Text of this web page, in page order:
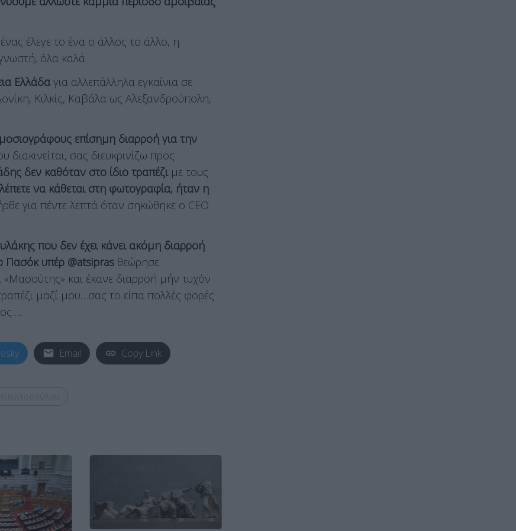
έλεγε το ένα ο άλλος το άλλο, η
όλα καλά.
Ελλάδα για αλλεπάλληλα εγκαίνια σε
Κιλκίς, Καβάλα ως Αλεξανδρούπολη,
επίσημη διαρροή για την
διακινείται, σας διευκρινίζω προς
δεν καθόταν στο ίδιο τραπέζι με τους
να κάθεται στη φωτογραφία, ήταν η
για πέντε λεπτά όταν σηκώθηκε ο CEO
που δεν έχει κάνει ακόμη διαρροή
Πασόκ υπέρ @atsipras θεώρησε
και έκανε διαρροή μήν τυχόν
μαζί μου…σας το είπα πολλές φορές
Email Copy Link